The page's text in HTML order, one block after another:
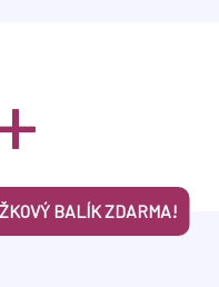
BALÍK ZDARMA!